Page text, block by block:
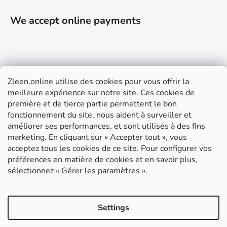
Zleen.online utilise des cookies pour vous offrir la
meilleure expérience sur notre site. Ces cookies de
première et de tierce partie permettent le bon
fonctionnement du site, nous aident à surveiller et
améliorer ses performances, et sont utilisés à des fins
marketing. En cliquant sur « Accepter tout », vous
acceptez tous les cookies de ce site. Pour configurer vos
préférences en matière de cookies et en savoir plus,
sélectionnez « Gérer les paramètres ».
Settings
We accept online payments
Support
Modalités de livraison et paiement
Conditions générales de ventes
RGPD
Instructions de montage
Créé par Shoptet
https://b2bfrance.zleen.online/
droits réservés.Modifier les paramètres des cookies